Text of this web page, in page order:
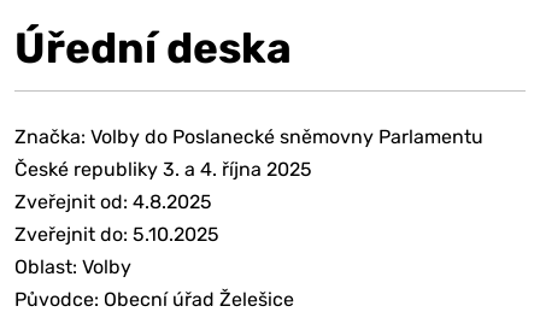
Úřední deska
Značka: Volby do Poslanecké sněmovny Parlamentu
České republiky 3. a 4. října 2025
Zveřejnit od: 4.8.2025
Zveřejnit do: 5.10.2025
Oblast: Volby
Původce: Obecní úřad Želešice